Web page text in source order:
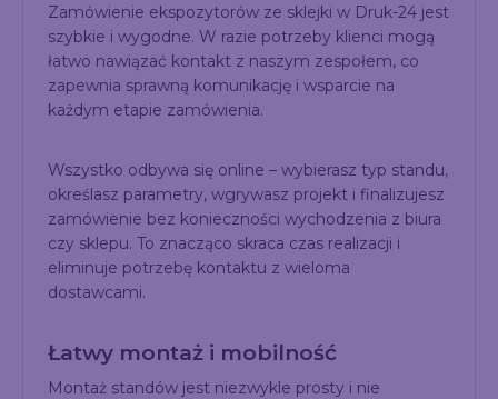
Zamówienie ekspozytorów ze sklejki w Druk-24 jest
szybkie i wygodne. W razie potrzeby klienci mogą
łatwo nawiązać kontakt z naszym zespołem, co
zapewnia sprawną komunikację i wsparcie na
każdym etapie zamówienia.
Wszystko odbywa się online – wybierasz typ standu,
określasz parametry, wgrywasz projekt i finalizujesz
zamówienie bez konieczności wychodzenia z biura
czy sklepu. To znacząco skraca czas realizacji i
eliminuje potrzebę kontaktu z wieloma
dostawcami.
Łatwy montaż i mobilność
Montaż standów jest niezwykle prosty i nie